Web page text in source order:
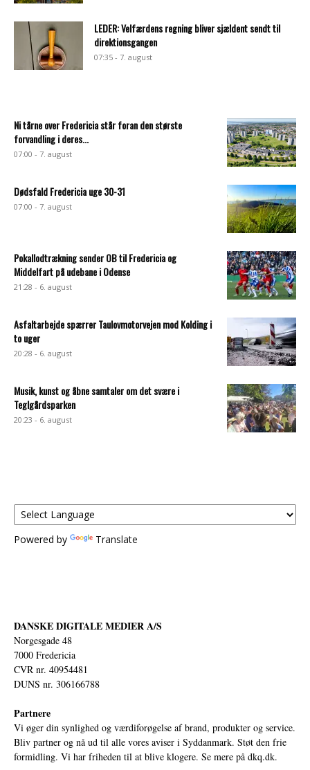
LEDER: Velfærdens regning bliver sjældent sendt til
direktionsgangen
07:35 - 7. august
Ni tårne over Fredericia står foran den største
forvandling i deres...
07:00 - 7. august
Dødsfald Fredericia uge 30-31
07:00 - 7. august
Pokallodtrækning sender OB til Fredericia og
Middelfart på udebane i Odense
21:28 - 6. august
Asfaltarbejde spærrer Taulovmotorvejen mod Kolding i
to uger
20:28 - 6. august
Musik, kunst og åbne samtaler om det svære i
Teglgårdsparken
20:23 - 6. august
Powered by Translate
DANSKE DIGITALE MEDIER A/S
Norgesgade 48
7000 Fredericia
CVR nr. 40954481
DUNS nr. 306166788
Partnere
Vi øger din synlighed og værdiforøgelse af brand, produkter og service.
Bliv partner og nå ud til alle vores aviser i Syddanmark. Støt den frie
formidling. Vi har friheden til at blive klogere. Se mere på dkq.dk.